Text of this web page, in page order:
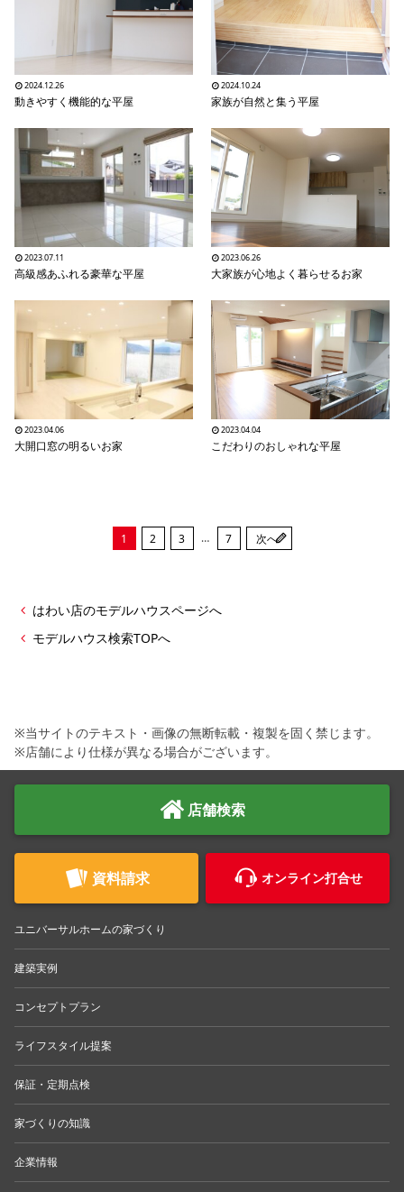
2024.12.26
動きやすく機能的な平屋
2024.10.24
家族が自然と集う平屋
2023.07.11
高級感あふれる豪華な平屋
2023.06.26
大家族が心地よく暮らせるお家
2023.04.06
大開口窓の明るいお家
2023.04.04
こだわりのおしゃれな平屋
1 2 3 … 7 次へ
はわい店のモデルハウスページへ
モデルハウス検索TOPへ
※当サイトのテキスト・画像の無断転載・複製を固く禁じます。
※店舗により仕様が異なる場合がございます。
店舗検索
資料請求 オンライン打合せ
ユニバーサルホームの家づくり
建築実例
コンセプトプラン
ライフスタイル提案
保証・定期点検
家づくりの知識
企業情報